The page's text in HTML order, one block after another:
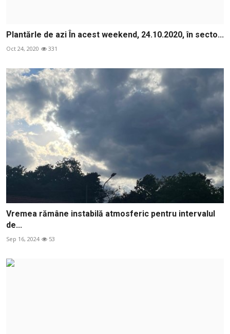
Plantărle de azi În acest weekend, 24.10.2020, în secto...
Oct 24, 2020 331
Vremea rămâne instabilă atmosferic pentru intervalul
de...
Sep 16, 2024 53